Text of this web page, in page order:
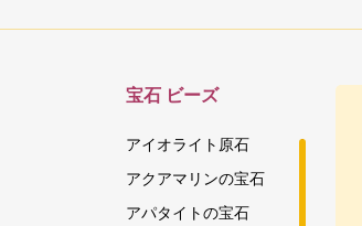
宝石 ビーズ
アイオライト原石
アクアマリンの宝石
アパタイトの宝石